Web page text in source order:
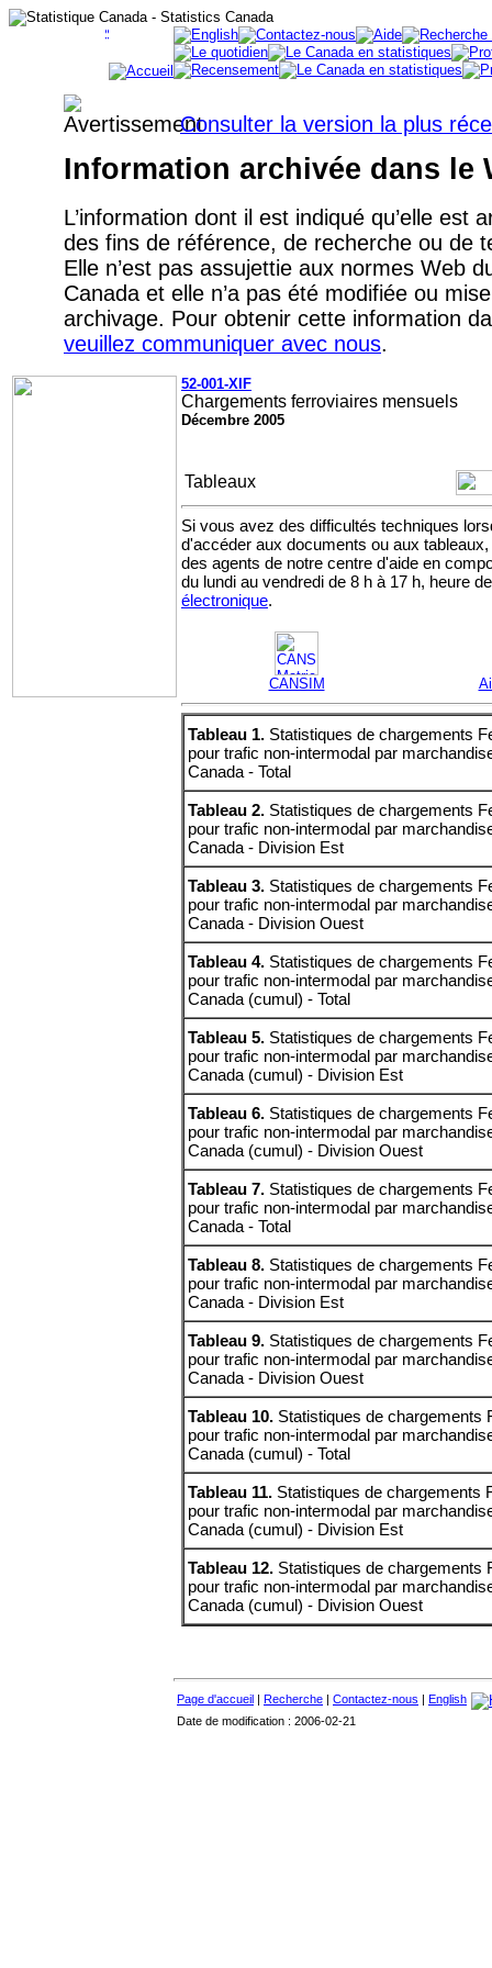
Consulter la version la plus
Information archivée dans le
L’information dont il est indiqué qu’elle est
des fins de référence, de recherche ou de
Elle n’est pas assujettie aux normes Web
Canada et elle n’a pas été modifiée ou
archivage. Pour obtenir cette information
veuillez communiquer avec nous.
52-001-XIF
Chargements ferroviaires mensuels
Décembre 2005
Tableaux
Si vous avez des difficultés techniques
d'accéder aux documents ou aux
des agents de notre centre d'aide en
du lundi au vendredi de 8 h à 17 h, heure
électronique.
CANSIM
Tableau 1. Statistiques de chargements
pour trafic non-intermodal par
Canada - Total
Tableau 2. Statistiques de chargements
pour trafic non-intermodal par
Canada - Division Est
Tableau 3. Statistiques de chargements
pour trafic non-intermodal par
Canada - Division Ouest
Tableau 4. Statistiques de chargements
pour trafic non-intermodal par
Canada (cumul) - Total
Tableau 5. Statistiques de chargements
pour trafic non-intermodal par
Canada (cumul) - Division Est
Tableau 6. Statistiques de chargements
pour trafic non-intermodal par
Canada (cumul) - Division Ouest
Tableau 7. Statistiques de chargements
pour trafic non-intermodal par
Canada - Total
Tableau 8. Statistiques de chargements
pour trafic non-intermodal par
Canada - Division Est
Tableau 9. Statistiques de chargements
pour trafic non-intermodal par
Canada - Division Ouest
Tableau 10. Statistiques de chargements
pour trafic non-intermodal par
Canada (cumul) - Total
Tableau 11. Statistiques de chargements
pour trafic non-intermodal par
Canada (cumul) - Division Est
Tableau 12. Statistiques de chargements
pour trafic non-intermodal par
Canada (cumul) - Division Ouest
Page d'accueil | Recherche | Contactez-nous | English
Date de modification : 2006-02-21